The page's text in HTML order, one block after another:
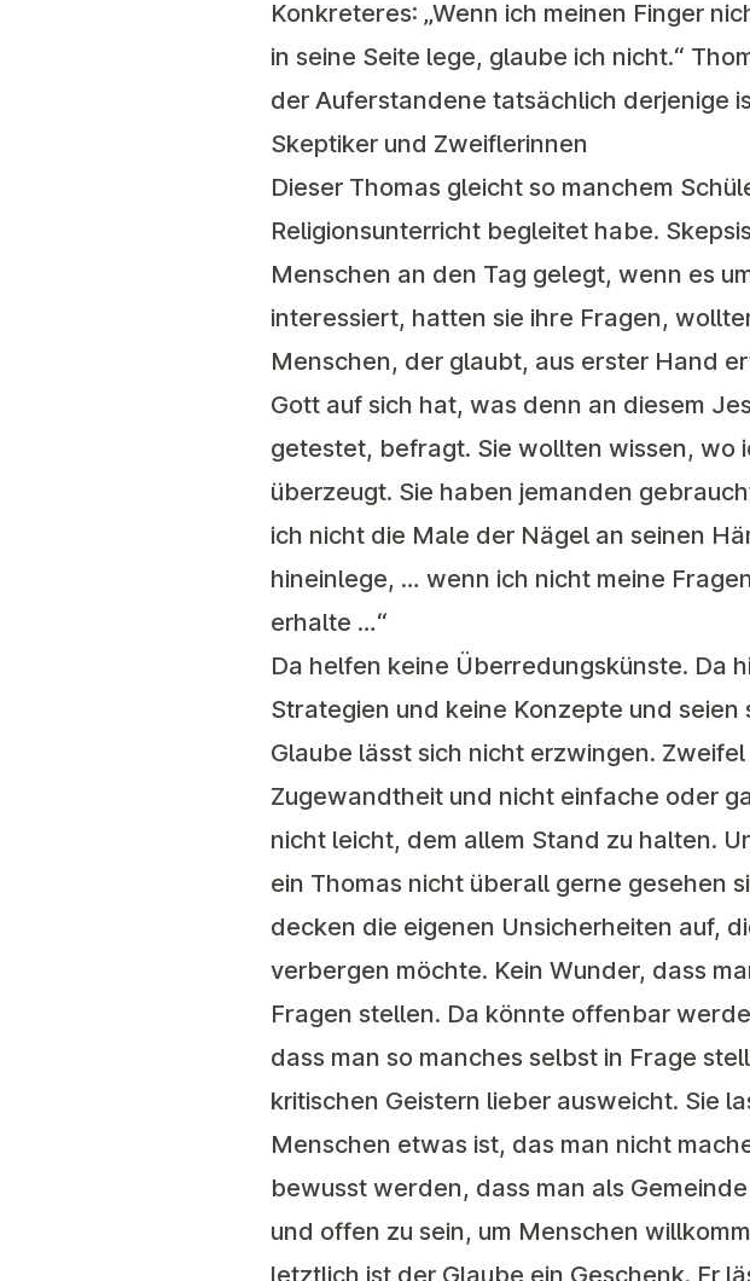
Konkreteres: „Wenn ich meinen Finger
in seine Seite lege, glaube ich nicht.“
der Auferstandene tatsächlich derjenige
Skeptiker und Zweiflerinnen
Dieser Thomas gleicht so manchem
Religionsunterricht begleitet habe.
Menschen an den Tag gelegt, wenn es
interessiert, hatten sie ihre Fragen,
Menschen, der glaubt, aus erster Hand
Gott auf sich hat, was denn an diesem
getestet, befragt. Sie wollten wissen, wo
überzeugt. Sie haben jemanden
ich nicht die Male der Nägel an seinen
hineinlege, … wenn ich nicht meine
erhalte …“
Da helfen keine Überredungskünste. Da
Strategien und keine Konzepte und
Glaube lässt sich nicht erzwingen.
Zugewandtheit und nicht einfache oder
nicht leicht, dem allem Stand zu halten.
ein Thomas nicht überall gerne gesehen
decken die eigenen Unsicherheiten auf,
verbergen möchte. Kein Wunder, dass
Fragen stellen. Da könnte offenbar
dass man so manches selbst in Frage
kritischen Geistern lieber ausweicht. Sie
Menschen etwas ist, das man nicht
bewusst werden, dass man als
und offen zu sein, um Menschen
letztlich ist der Glaube ein Geschenk. Er